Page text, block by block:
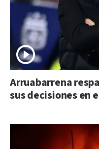
Arruabarrena
sus decisiones en